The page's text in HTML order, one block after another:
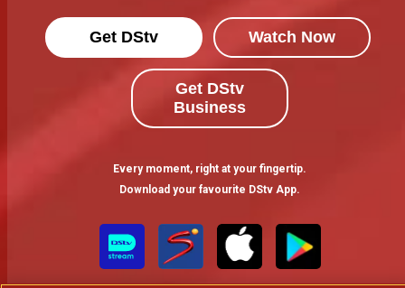
Get DStv Watch Now
Get DStv
Business
Every moment, right at your fingertip.
Download your favourite DStv App.